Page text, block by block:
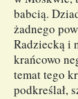
babcią.
żadnego
Radziecką i
krańcowo
temat tego
podkreślał,